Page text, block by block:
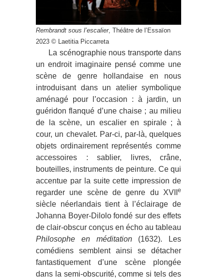
Rembrandt sous l’escalier, Théâtre de l’Essaïon
2023 © Laetitia Piccarreta
La scénographie nous transporte dans
un endroit imaginaire pensé comme une
scène de genre hollandaise en nous
introduisant dans un atelier symbolique
aménagé pour l’occasion : à jardin, un
guéridon flanqué d’une chaise ; au milieu
de la scène, un escalier en spirale ; à
cour, un chevalet. Par-ci, par-là, quelques
objets ordinairement représentés comme
accessoires : sablier, livres, crâne,
bouteilles, instruments de peinture. Ce qui
accentue par la suite cette impression de
regarder une scène de genre du XVII e
siècle néerlandais tient à l’éclairage de
Johanna Boyer-Dilolo fondé sur des effets
de clair-obscur conçus en écho au tableau
Philosophe en méditation(1632). Les
comédiens semblent ainsi se détacher
fantastiquement d’une scène plongée
dans la semi-obscurité, comme si tels des